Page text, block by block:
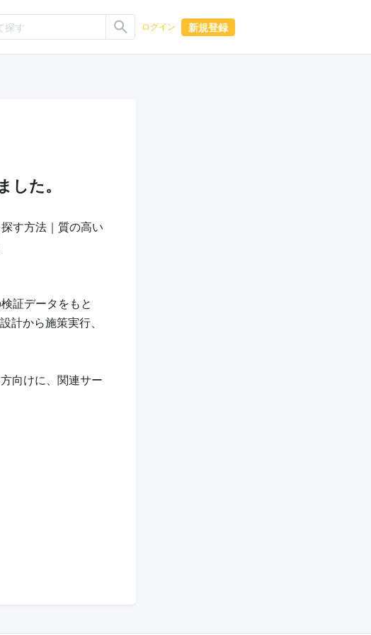
ログイン 新規登録
した。
す方法｜質の高い
証データをもと
計から施策実行、
向けに、関連サー